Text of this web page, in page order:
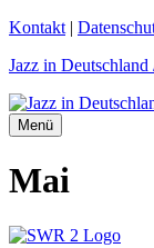
Zum
springen
Kontakt |
Jazz in
Menü
Mai